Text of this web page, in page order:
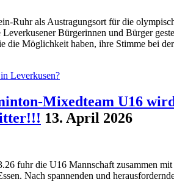
Ruhr als Austragungsort für die
Bürgerinnen und Bürger
die Möglichkeit haben, ihre Stimme bei
Leverkusen?
Mixedteam U16
13. April 2026
fuhr die U16 Mannschaft zusammen
Nach spannenden und